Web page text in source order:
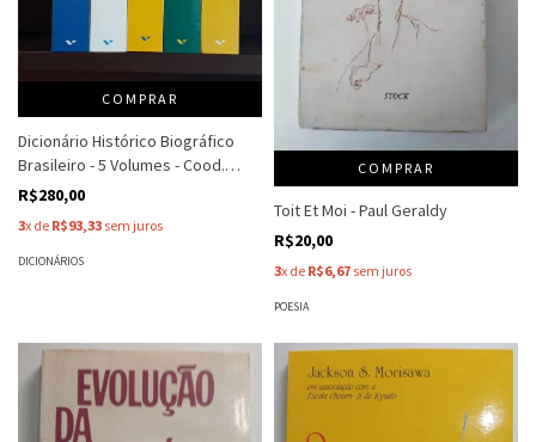
COMPRAR
Dicionário Histórico Biográfico
Brasileiro - 5 Volumes - Cood.
Alzira A De Abre - Israel Beloch ...
R$280,00
3x de R$93,33 sem juros
DICIONÁRIOS
COMPRAR
Toit Et Moi - Paul Geraldy
R$20,00
3x de R$6,67 sem juros
POESIA